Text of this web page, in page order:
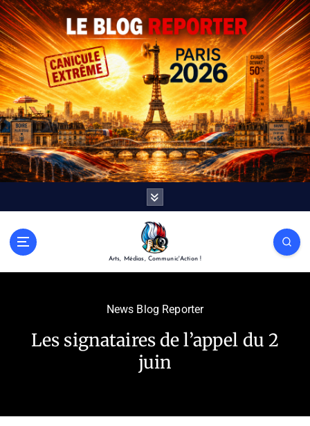
Arts, Médias, Communic'Action !
News Blog Reporter
Les signataires de l’appel du 2
juin